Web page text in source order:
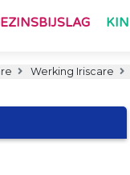
Werking Iriscare